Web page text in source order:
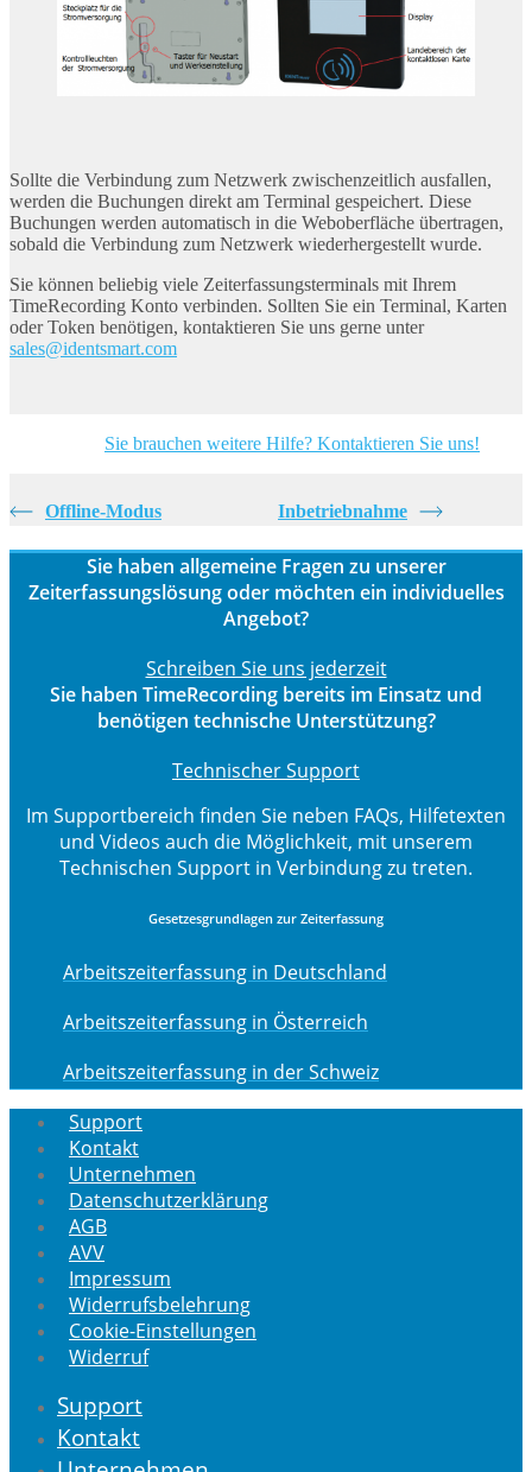
Sollte die Verbindung zum Netzwerk zwischenzeitlich ausfallen,
werden die Buchungen direkt am Terminal gespeichert. Diese
Buchungen werden automatisch in die Weboberfläche übertragen,
sobald die Verbindung zum Netzwerk wiederhergestellt wurde.
Sie können beliebig viele Zeiterfassungsterminals mit Ihrem
TimeRecording Konto verbinden. Sollten Sie ein Terminal, Karten
oder Token benötigen, kontaktieren Sie uns gerne unter
sales@identsmart.com
Sie brauchen weitere Hilfe? Kontaktieren Sie uns!
Offline-Modus Inbetriebnahme
Sie haben allgemeine Fragen zu unserer
Zeiterfassungslösung oder möchten ein individuelles
Angebot?
Schreiben Sie uns jederzeit
Sie haben TimeRecording bereits im Einsatz und
benötigen technische Unterstützung?
Technischer Support
Im Supportbereich finden Sie neben FAQs, Hilfetexten
und Videos auch die Möglichkeit, mit unserem
Technischen Support in Verbindung zu treten.
Gesetzesgrundlagen zur Zeiterfassung
Arbeitszeiterfassung in Deutschland
Arbeitszeiterfassung in Österreich
Arbeitszeiterfassung in der Schweiz
Support
Kontakt
Unternehmen
Datenschutzerklärung
AGB
AVV
Impressum
Widerrufsbelehrung
Cookie-Einstellungen
Widerruf
Support
Kontakt